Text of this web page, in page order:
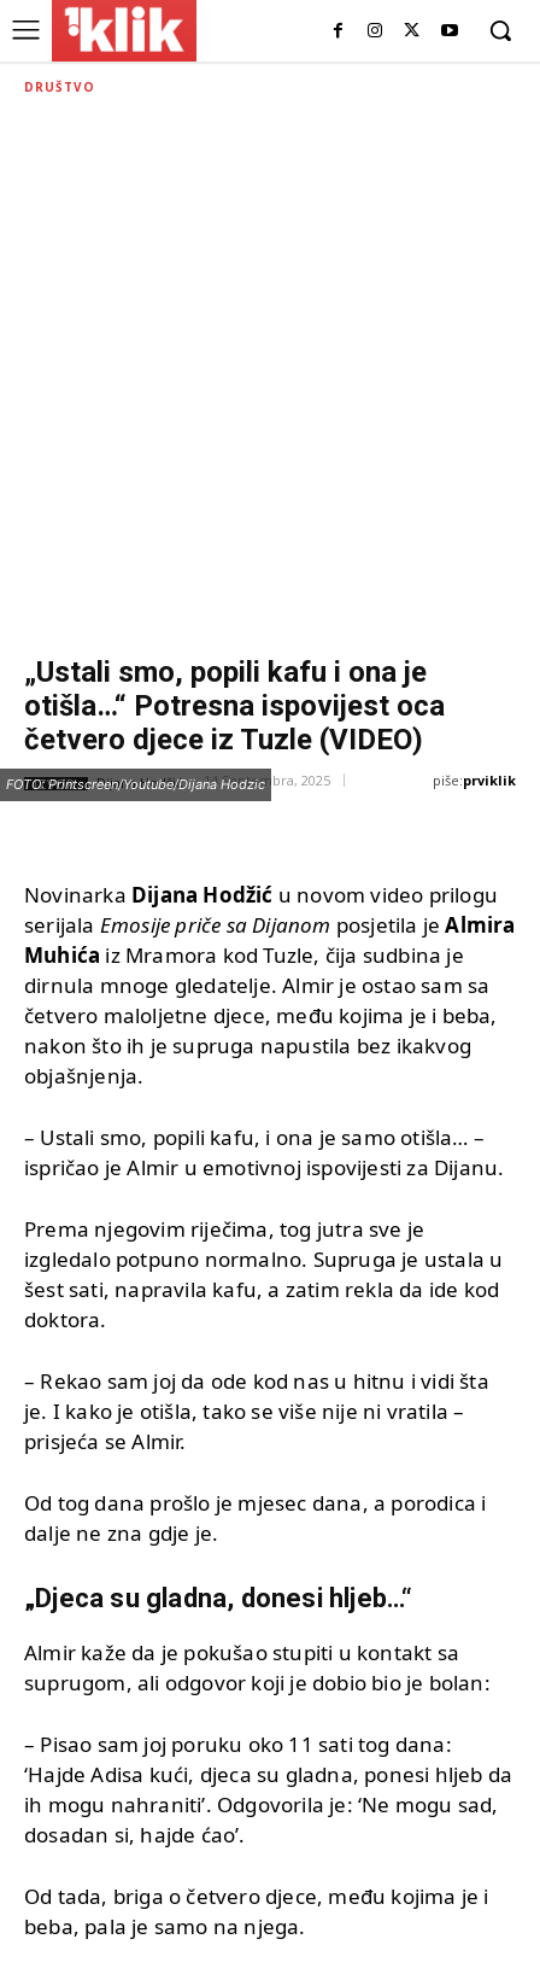
DRUŠTVO
„Ustali smo, popili kafu i ona je
otišla…“ Potresna ispovijest oca
četvero djece iz Tuzle (VIDEO)
IZVOR: Dijana Hodžić 14 Septembra, 2025 piše:prviklik
FOTO: Printscreen/Youtube/Dijana Hodzic
Novinarka Dijana Hodžić u novom video prilogu
serijala Emosije priče sa Dijanom posjetila jeAlmira
Muhića iz Mramora kod Tuzle, čija sudbina je
dirnula mnoge gledatelje. Almir je ostao sam sa
četvero maloljetne djece, među kojima je i beba,
nakon što ih je supruga napustila bez ikakvog
objašnjenja.
– Ustali smo, popili kafu, i ona je samo otišla… –
ispričao je Almir u emotivnoj ispovijesti za Dijanu.
Prema njegovim riječima, tog jutra sve je
izgledalo potpuno normalno. Supruga je ustala u
šest sati, napravila kafu, a zatim rekla da ide kod
doktora.
– Rekao sam joj da ode kod nas u hitnu i vidi šta
je. I kako je otišla, tako se više nije ni vratila –
prisjeća se Almir.
Od tog dana prošlo je mjesec dana, a porodica i
dalje ne zna gdje je.
„Djeca su gladna, donesi hljeb…“
Almir kaže da je pokušao stupiti u kontakt sa
suprugom, ali odgovor koji je dobio bio je bolan:
– Pisao sam joj poruku oko 11 sati tog dana:
‘Hajde Adisa kući, djeca su gladna, ponesi hljeb da
ih mogu nahraniti’. Odgovorila je: ‘Ne mogu sad,
dosadan si, hajde ćao’.
Od tada, briga o četvero djece, među kojima je i
beba, pala je samo na njega.